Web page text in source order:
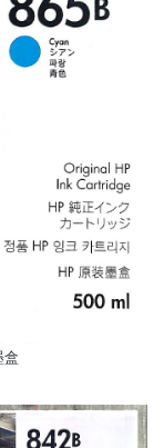
盒